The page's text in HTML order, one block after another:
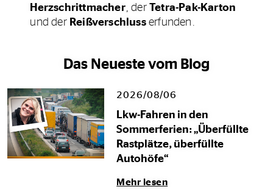
Herzschrittmacher, der Tetra-Pak-Karton
und der Reißverschlusserfunden.
Das Neueste vom Blog
2026/08/06
Lkw-Fahren in den
Sommerferien: „Überfüllte
Rastplätze, überfüllte
Autohöfe“
Mehr lesen